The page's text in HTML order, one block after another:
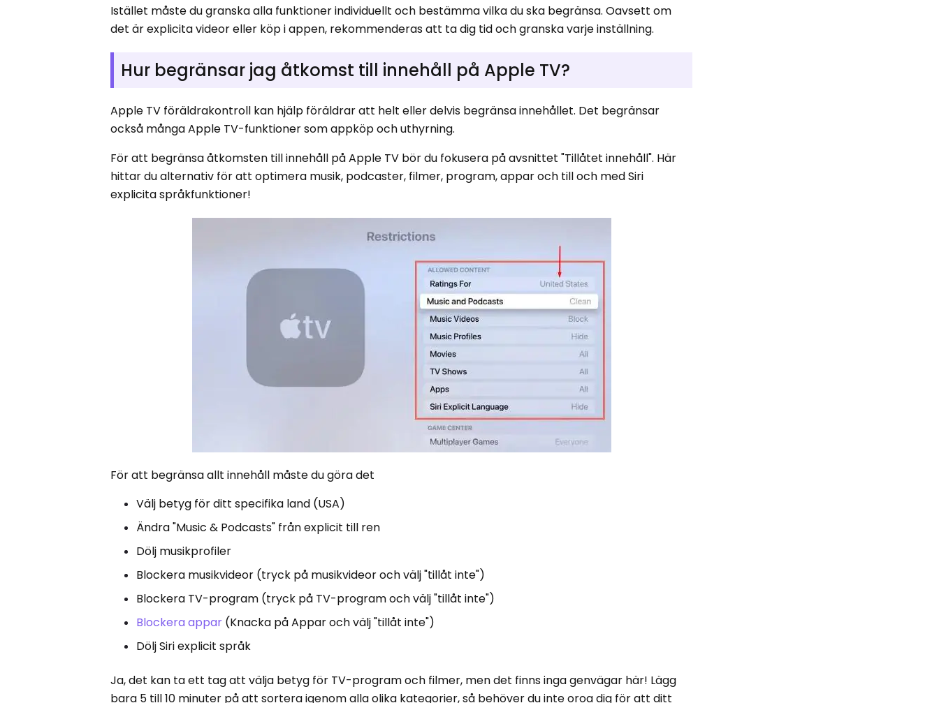
Istället måste du granska alla funktioner individuellt och bestämma vilka du ska begränsa. Oavsett om
det är explicita videor eller köp i appen, rekommenderas att ta dig tid och granska varje inställning.
Hur begränsar jag åtkomst till innehåll på Apple TV?
Apple TV föräldrakontroll kan hjälp föräldrar att helt eller delvis begränsa innehållet. Det begränsar
också många Apple TV-funktioner som appköp och uthyrning.
För att begränsa åtkomsten till innehåll på Apple TV bör du fokusera på avsnittet "Tillåtet innehåll". Här
hittar du alternativ för att optimera musik, podcaster, filmer, program, appar och till och med Siri
explicita språkfunktioner!
För att begränsa allt innehåll måste du göra det
Välj betyg för ditt specifika land (USA)
Ändra "Music & Podcasts" från explicit till ren
Dölj musikprofiler
Blockera musikvideor (tryck på musikvideor och välj "tillåt inte")
Blockera TV-program (tryck på TV-program och välj "tillåt inte")
Blockera appar (Knacka på Appar och välj "tillåt inte")
Dölj Siri explicit språk
Ja, det kan ta ett tag att välja betyg för TV-program och filmer, men det finns inga genvägar här! Lägg
bara 5 till 10 minuter på att sortera igenom alla olika kategorier, så behöver du inte oroa dig för att ditt